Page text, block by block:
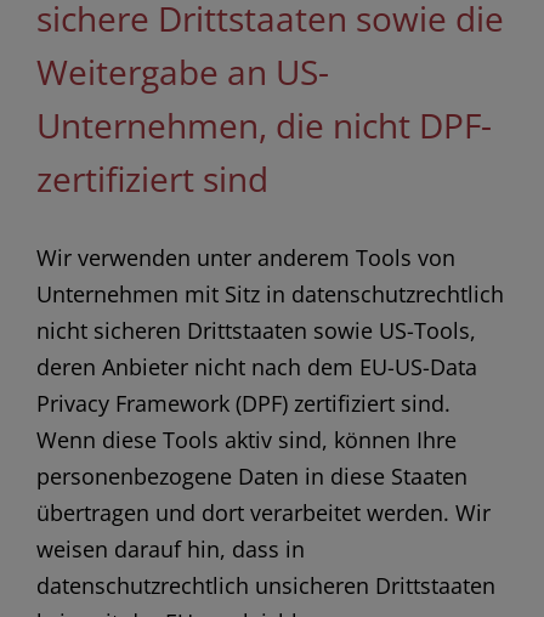
sichere Drittstaaten sowie die
Weitergabe an US-
Unternehmen, die nicht DPF-
zertifiziert sind
Wir verwenden unter anderem Tools von
Unternehmen mit Sitz in datenschutzrechtlich
nicht sicheren Drittstaaten sowie US-Tools,
deren Anbieter nicht nach dem EU-US-Data
Privacy Framework (DPF) zertifiziert sind.
Wenn diese Tools aktiv sind, können Ihre
personenbezogene Daten in diese Staaten
übertragen und dort verarbeitet werden. Wir
weisen darauf hin, dass in
datenschutzrechtlich unsicheren Drittstaaten